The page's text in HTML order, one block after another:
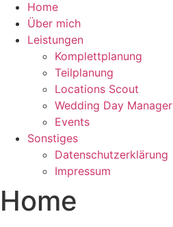
Home
Über mich
Leistungen
Komplettplanung
Teilplanung
Locations Scout
Wedding Day Manager
Events
Sonstiges
Datenschutzerklärung
Impressum
Home